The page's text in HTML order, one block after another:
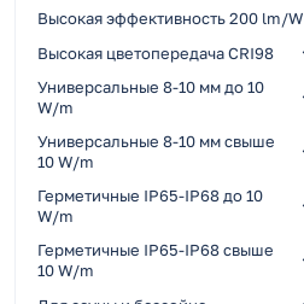
Высокая эффективность 200 lm/W
Высокая цветопередача CRI98
Универсальные 8-10 мм до 10
W/m
Универсальные 8-10 мм свыше
10 W/m
Герметичные IP65-IP68 до 10
W/m
Герметичные IP65-IP68 свыше
10 W/m